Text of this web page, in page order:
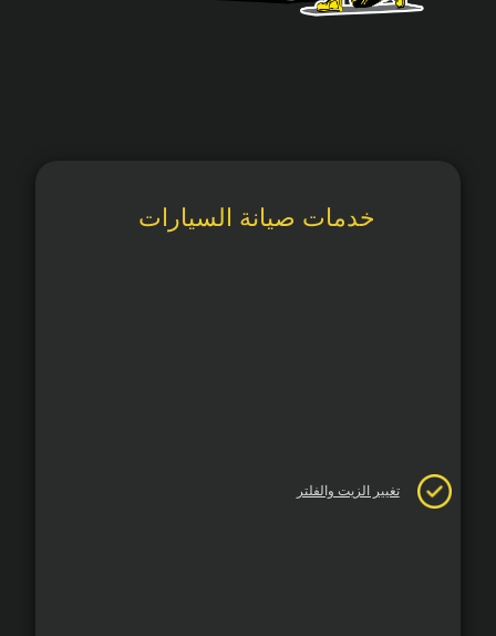
خدمات صيانة السيارات
تغيير الزيت والفلتر